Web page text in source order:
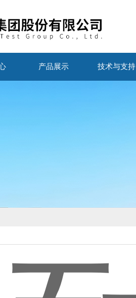
产品展示 技术与支持